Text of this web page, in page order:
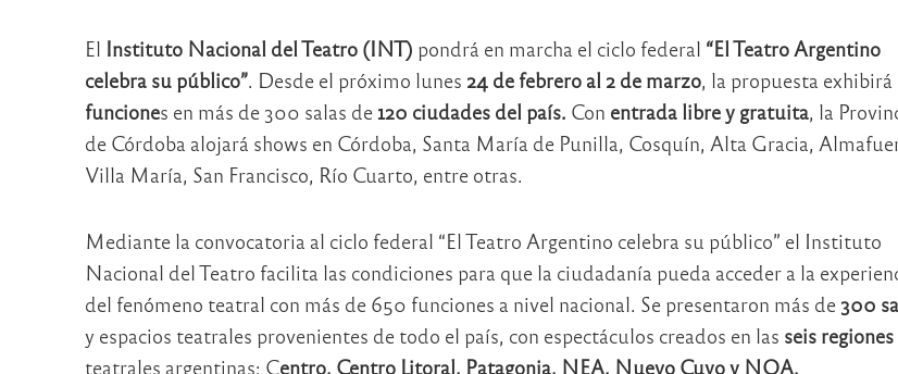
El Instituto Nacional del Teatro (INT) pondrá en marcha el ciclo federal “El Teatro Argentino
celebra su público”. Desde el próximo lunes 24 de febrero al 2 de marzo, la propuesta exhibirá
funciones en más de 300 salas de 120 ciudades del país. Con entrada libre y gratuita, la
de Córdoba alojará shows en Córdoba, Santa María de Punilla, Cosquín, Alta Gracia,
Villa María, San Francisco, Río Cuarto, entre otras.
Mediante la convocatoria al ciclo federal “El Teatro Argentino celebra su público” el Instituto
Nacional del Teatro facilita las condiciones para que la ciudadanía pueda acceder a la
del fenómeno teatral con más de 650 funciones a nivel nacional. Se presentaron más de 300
y espacios teatrales provenientes de todo el país, con espectáculos creados en las seis regiones
teatrales argentinas: Centro, Centro Litoral, Patagonia, NEA, Nuevo Cuyo y NOA.